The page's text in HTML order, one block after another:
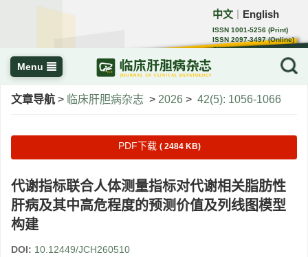
中文 English
ISSN 1001-5256 (Print)
ISSN 2097-3497 (Online)
CN 22-1108/R
Menu
文章导航 > 临床肝胆病杂志 > 2026 > 42(5): 1056-1066
PDF下载 ( 2484 KB)
代谢指标联合人体测量指标对代谢相关脂肪性
肝病及其中高危程度的预测价值及列线图模型
构建
DOI: 10.12449/JCH260510